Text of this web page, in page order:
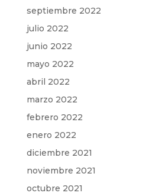
septiembre 2022
julio 2022
junio 2022
mayo 2022
abril 2022
marzo 2022
febrero 2022
enero 2022
diciembre 2021
noviembre 2021
octubre 2021